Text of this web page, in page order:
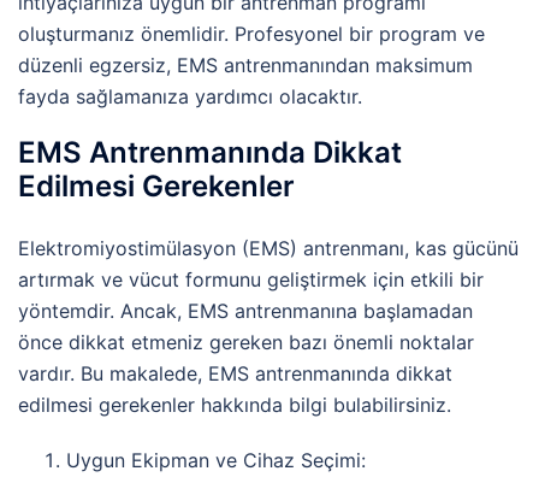
oluşturmanız önemlidir. Profesyonel bir program ve
düzenli egzersiz, EMS antrenmanından maksimum
fayda sağlamanıza yardımcı olacaktır.
EMS Antrenmanında Dikkat
Edilmesi Gerekenler
Elektromiyostimülasyon (EMS) antrenmanı, kas gücünü
artırmak ve vücut formunu geliştirmek için etkili bir
yöntemdir. Ancak, EMS antrenmanına başlamadan
önce dikkat etmeniz gereken bazı önemli noktalar
vardır. Bu makalede, EMS antrenmanında dikkat
edilmesi gerekenler hakkında bilgi bulabilirsiniz.
Uygun Ekipman ve Cihaz Seçimi: